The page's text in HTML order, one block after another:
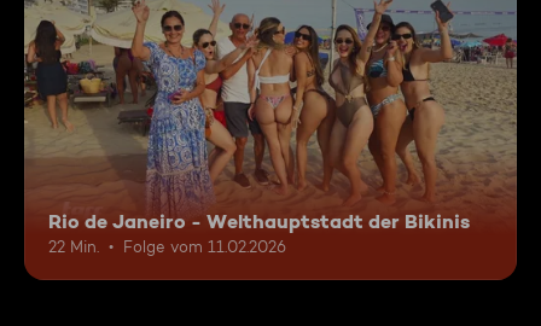
Rio de Janeiro - Welthauptstadt der Bikinis
22 Min. Folge vom 11.02.2026